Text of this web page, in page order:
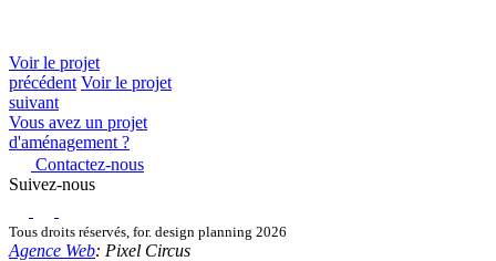
Voir le projet
précédent Voir le projet
suivant
Vous avez un projet
d'aménagement ?
Contactez-nous
Suivez-nous
Tous droits réservés, for. design planning 2026
Agence Web: Pixel Circus